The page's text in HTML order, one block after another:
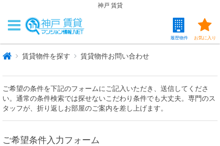
神戸 賃貸
お気に入り
履歴物件
賃貸物件を探す 賃貸物件お問い合わせ
ご希望の条件を下記のフォームにご記入いただき、送信してくださ
い。通常の条件検索では探せないこだわり条件でも大丈夫。専門のス
タッフが、折り返しお部屋のご案内を差し上げます。
ご希望条件入力フォーム